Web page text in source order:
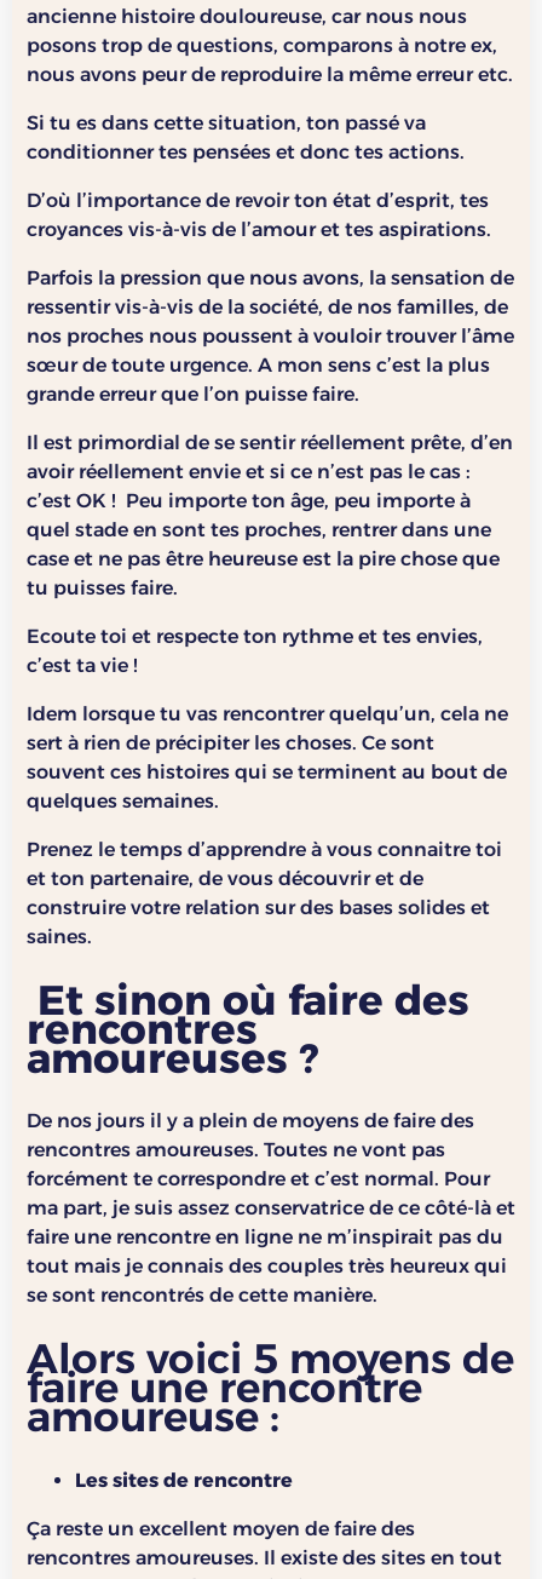
ancienne histoire douloureuse, car nous nous
posons trop de questions, comparons à notre ex,
nous avons peur de reproduire la même erreur etc.
Si tu es dans cette situation, ton passé va
conditionner tes pensées et donc tes actions.
D’où l’importance de revoir ton état d’esprit, tes
croyances vis-à-vis de l’amour et tes aspirations.
Parfois la pression que nous avons, la sensation de
ressentir vis-à-vis de la société, de nos familles, de
nos proches nous poussent à vouloir trouver l’âme
sœur de toute urgence. A mon sens c’est la plus
grande erreur que l’on puisse faire.
Il est primordial de se sentir réellement prête, d’en
avoir réellement envie et si ce n’est pas le cas :
c’est OK ! Peu importe ton âge, peu importe à
quel stade en sont tes proches, rentrer dans une
case et ne pas être heureuse est la pire chose que
tu puisses faire.
Ecoute toi et respecte ton rythme et tes envies,
c’est ta vie !
Idem lorsque tu vas rencontrer quelqu’un, cela ne
sert à rien de précipiter les choses. Ce sont
souvent ces histoires qui se terminent au bout de
quelques semaines.
Prenez le temps d’apprendre à vous connaitre toi
et ton partenaire, de vous découvrir et de
construire votre relation sur des bases solides et
saines.
Et sinon où faire des
rencontres
amoureuses ?
De nos jours il y a plein de moyens de faire des
rencontres amoureuses. Toutes ne vont pas
forcément te correspondre et c’est normal. Pour
ma part, je suis assez conservatrice de ce côté-là et
faire une rencontre en ligne ne m’inspirait pas du
tout mais je connais des couples très heureux qui
se sont rencontrés de cette manière.
Alors voici 5 moyens de
faire une rencontre
amoureuse :
Les sites de rencontre
Ça reste un excellent moyen de faire des
rencontres amoureuses. Il existe des sites en tout